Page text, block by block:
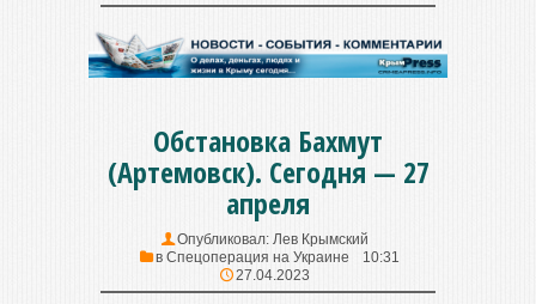
Обстановка Бахмут
(Артемовск). Сегодня — 27
апреля
Опубликовал: Лев Крымский
в Спецоперация на Украине
10:31
27.04.2023